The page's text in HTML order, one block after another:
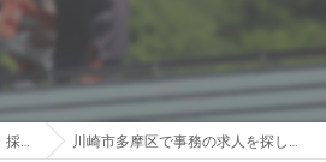
採用ブログ 川崎市多摩区で事務の求人を探している方、株式会社ラックルームで働きませんか？